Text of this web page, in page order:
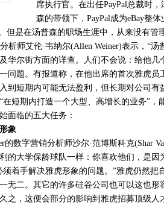
席执行官。在出任PayPal总裁时
森的带领下，PayPal成为eBay整
但是在汤普森的职场生涯中，从来没有
析师艾伦·韦纳尔(Allen Weiner)表示，“
华尔街方面的详查。人们不会说：给他几
问题。有报道称，在他出席的首次雅虎
到短期内可能无法盈利，但长期对公司
短期内打造一个大型、高增长的业务”，
面临的五大任务：
象
的数字营销分析师沙尔·范博斯科克(Shar
的大学保龄球队一样：你喜欢他们，是
着手解决雅虎形象的问题。”雅虎仍然把
无二。其它的许多硅谷公司也可以这也
之，这便会部分的影响到雅虎招募顶级